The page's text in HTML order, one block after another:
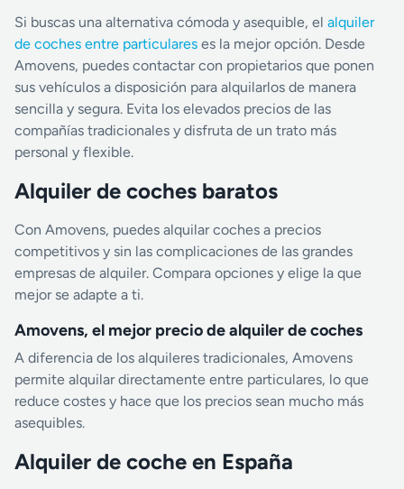
Si buscas una alternativa cómoda y asequible, el alquiler
de coches entre particulares es la mejor opción. Desde
Amovens, puedes contactar con propietarios que ponen
sus vehículos a disposición para alquilarlos de manera
sencilla y segura. Evita los elevados precios de las
compañías tradicionales y disfruta de un trato más
personal y flexible.
Alquiler de coches baratos
Con Amovens, puedes alquilar coches a precios
competitivos y sin las complicaciones de las grandes
empresas de alquiler. Compara opciones y elige la que
mejor se adapte a ti.
Amovens, el mejor precio de alquiler de coches
A diferencia de los alquileres tradicionales, Amovens
permite alquilar directamente entre particulares, lo que
reduce costes y hace que los precios sean mucho más
asequibles.
Alquiler de coche en España